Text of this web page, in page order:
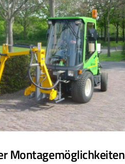
Montagemöglichkeiten